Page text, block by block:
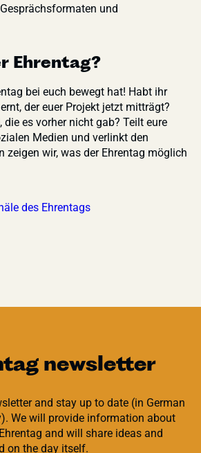
und
Ehrentag?
bei euch bewegt hat! Habt ihr
der euer Projekt jetzt mitträgt?
die es vorher nicht gab? Teilt eure
Medien und verlinkt den
zeigen wir, was der Ehrentag möglich
des Ehrentags
newsletter
and stay up to date (in German
We will provide information about
and will share ideas and
on the day itself.